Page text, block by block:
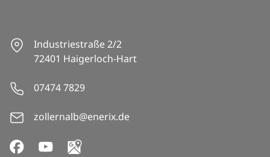
Industriestraße 2/2
72401 Haigerloch-Hart
07474 7829
zollernalb@enerix.de